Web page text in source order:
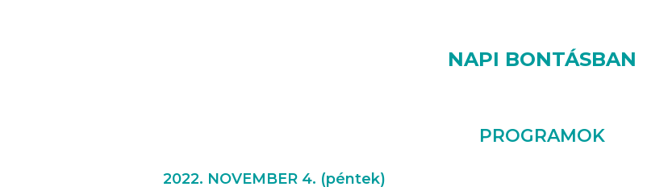
NAPI BONTÁSBAN
PROGRAMOK
2022. NOVEMBER 4. (péntek)